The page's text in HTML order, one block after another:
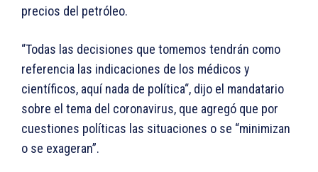
precios del petróleo.
“Todas las decisiones que tomemos tendrán como
referencia las indicaciones de los médicos y
científicos, aquí nada de política“, dijo el mandatario
sobre el tema del coronavirus, que agregó que por
cuestiones políticas las situaciones o se “minimizan
o se exageran”.